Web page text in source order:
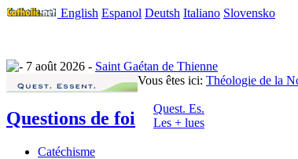
English Espanol Deutsh Italiano Slovensko
7 août 2026 - Saint Gaétan de Thienne
Questions de foi
Catéchisme
Vous êtes ici: Théologie de la
Quest. Es.
Les + lues